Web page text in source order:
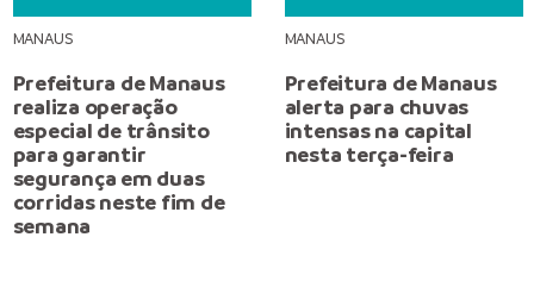
MANAUS
Prefeitura de Manaus
realiza operação
especial de trânsito
para garantir
segurança em duas
corridas neste fim de
semana
MANAUS
Prefeitura de Manaus
alerta para chuvas
intensas na capital
nesta terça-feira